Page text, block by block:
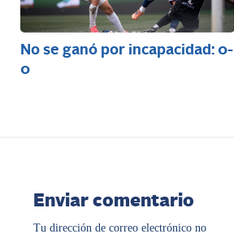
No se ganó por incapacidad: 0-
0
Enviar comentario
Tu dirección de correo electrónico no